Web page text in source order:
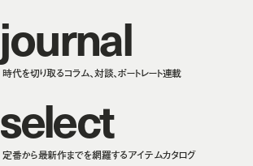
journal
時代を切り取るコラム、対談、ポートレート連載
select
定番から最新作までを網羅するアイテムカタログ